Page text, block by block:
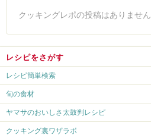
クッキングレポの投稿はありません
レシピをさがす
レシピ簡単検索
旬の食材
ヤマサのおいしさ太鼓判レシピ
クッキング裏ワザラボ